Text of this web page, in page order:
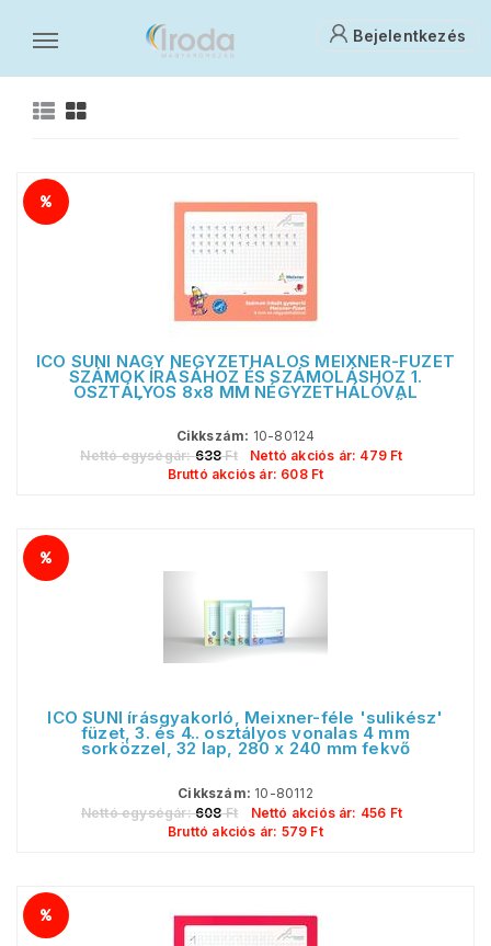
Bejelentkezés
Ön erre keresett: me-202606
ICO SÜNI NAGY NÉGYZETHÁLÓS MEIXNER-FÜZET
SZÁMOK ÍRÁSÁHOZ ÉS SZÁMOLÁSHOZ 1.
OSZTÁLYOS 8x8 MM NÉGYZETHÁLÓVAL
SULIKÉSZ 32 LAP 245x295 MM FEKVŐ
Cikkszám: 10-80124
Nettó egységár: 638Ft Nettó akciós ár: 479 Ft
Bruttó akciós ár: 608Ft
ICO SÜNI írásgyakorló, Meixner-féle 'sulikész'
füzet, 3. és 4.. osztályos vonalas 4 mm
sorközzel, 32 lap, 280 x 240 mm fekvő
Cikkszám: 10-80112
Nettó egységár: 608Ft Nettó akciós ár: 456 Ft
Bruttó akciós ár: 579 Ft